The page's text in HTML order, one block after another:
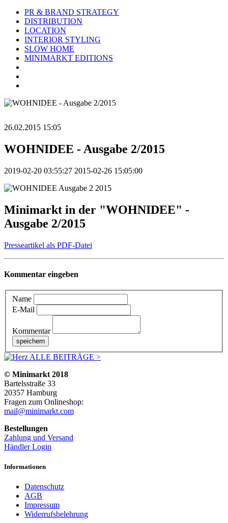
PR & BRAND STRATEGY
DISTRIBUTION
LOCATION
INTERIOR STYLING
SLOW HOME
MINIMARKT EDITIONS
26.02.2015 15:05
WOHNIDEE - Ausgabe 2/2015
2019-02-20 03:55:27 2015-02-26 15:05:00
Minimarkt in der "WOHNIDEE" -
Ausgabe 2/2015
Presseartikel als PDF-Datei
Kommentar eingeben
Name
E-Mail
Kommentar
ALLE BEITRÄGE >
© Minimarkt 2018
Bartelsstraße 33
20357 Hamburg
Fragen zum Onlineshop:
mail@minimarkt.com
Bestellungen
Zahlung und Versand
Händler Login
Informationen
Datenschutz
AGB
Impressum
Widerrufsbelehrung